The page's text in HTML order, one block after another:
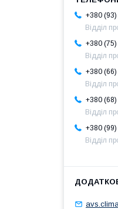
+380
Відділ
+380
Відділ
+380
Відділ
+380
Відділ
+380
Відділ